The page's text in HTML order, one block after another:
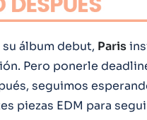
álbum debut, Paris
Pero ponerle
seguimos
piezas EDM para